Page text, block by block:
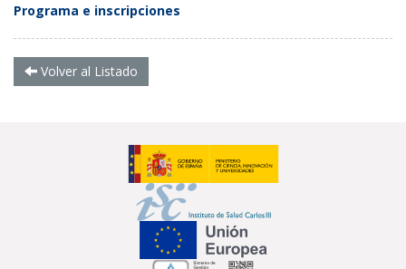
Programa e inscripciones
Volver al Listado